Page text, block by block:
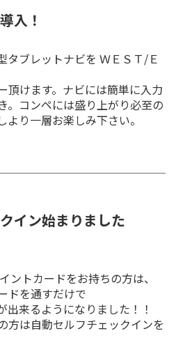
入！
タブレットナビを ＷＥＳＴ/Ｅ
頂けます。ナビには簡単に入力
。コンペには盛り上がり必至の
り一層お楽しみ下さい。
ン始まりました
ントカードをお持ちの方は、
ドを通すだけで
出来るようになりました！！
方は自動セルフチェックインを